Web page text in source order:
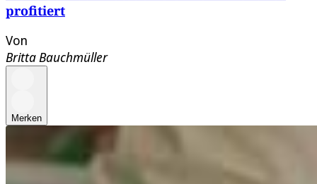
profitiert
Von
Britta Bauchmüller
Merken